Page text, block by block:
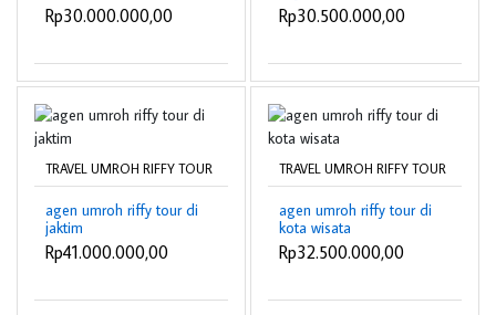
Rp30.000.000,00 Rp30.500.000,00
TRAVEL UMROH RIFFY TOUR
agen umroh riffy tour di
jaktim
Rp41.000.000,00
TRAVEL UMROH RIFFY TOUR
agen umroh riffy tour di
kota wisata
Rp32.500.000,00